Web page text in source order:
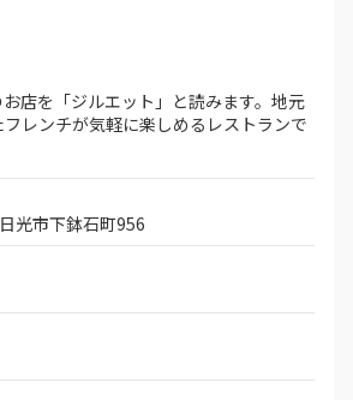
店を「ジルエット」と読みます。地元
レンチが気軽に楽しめるレストランで
光市下鉢石町956